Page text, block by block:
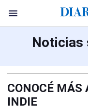
Noticias
CONOCÉ MÁS
INDIE